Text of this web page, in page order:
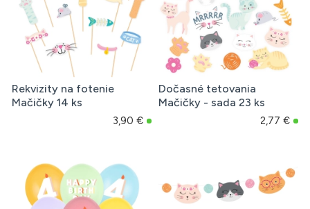
Rekvizity na fotenie
Mačičky 14 ks
3,90 €
Dočasné tetovania
Mačičky - sada 23 ks
2,77 €